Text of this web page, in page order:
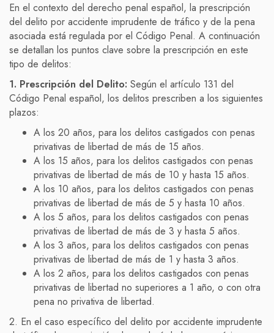
En el contexto del derecho penal español, la prescripción
del delito por accidente imprudente de tráfico y de la pena
asociada está regulada por el Código Penal. A continuación
se detallan los puntos clave sobre la prescripción en este
tipo de delitos:
1. Prescripción del Delito: Según el artículo 131 del
Código Penal español, los delitos prescriben a los siguientes
plazos:
A los 20 años, para los delitos castigados con penas
privativas de libertad de más de 15 años.
A los 15 años, para los delitos castigados con penas
privativas de libertad de más de 10 y hasta 15 años.
A los 10 años, para los delitos castigados con penas
privativas de libertad de más de 5 y hasta 10 años.
A los 5 años, para los delitos castigados con penas
privativas de libertad de más de 3 y hasta 5 años.
A los 3 años, para los delitos castigados con penas
privativas de libertad de más de 1 y hasta 3 años.
A los 2 años, para los delitos castigados con penas
privativas de libertad no superiores a 1 año, o con otra
pena no privativa de libertad.
2. En el caso específico del delito por accidente imprudente